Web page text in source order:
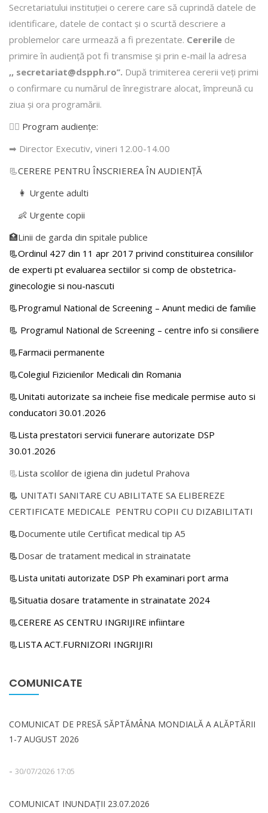
Secretariatului instituției o cerere care să cuprindă datele de
identificare, datele de contact şi o scurtă descriere a
problemelor care urmează a fi prezentate. Cererile de
primire în audienţă pot fi transmise şi prin e-mail la adresa
,, secretariat@dspph.ro’’. După trimiterea cererii veţi primi
o confirmare cu numărul de înregistrare alocat, împreună cu
ziua şi ora programării.
👩‍⚕️ Program audiențe:
➡ Director Executiv, vineri 12.00-14.00
📃CERERE PENTRU ÎNSCRIEREA ÎN AUDIENŢĂ
👩 Urgente adulti
👶 Urgente copii
🏥Linii de garda din spitale publice
📃Ordinul 427 din 11 apr 2017 privind constituirea consiliilor
de experti pt evaluarea sectiilor si comp de obstetrica-
ginecologie si nou-nascuti
📃Programul National de Screening – Anunt medici de familie
📃 Programul National de Screening – centre info si consiliere
📃Farmacii permanente
📃Colegiul Fizicienilor Medicali din Romania
📃Unitati autorizate sa incheie fise medicale permise auto si
conducatori 30.01.2026
📃Lista prestatori servicii funerare autorizate DSP
30.01.2026
📃Lista scolilor de igiena din judetul Prahova
📃 UNITATI SANITARE CU ABILITATE SA ELIBEREZE
CERTIFICATE MEDICALE PENTRU COPII CU DIZABILITATI
📃Documente utile Certificat medical tip A5
📃Dosar de tratament medical in strainatate
📃Lista unitati autorizate DSP Ph examinari port arma
📃Situatia dosare tratamente in strainatate 2024
📃CERERE AS CENTRU INGRIJIRE infiintare
📃LISTA ACT.FURNIZORI INGRIJIRI
COMUNICATE
COMUNICAT DE PRESĂ SĂPTĂMÂNA MONDIALĂ A ALĂPTĂRII
1-7 AUGUST 2026
- 30/07/2026 17:05
COMUNICAT INUNDAȚII 23.07.2026